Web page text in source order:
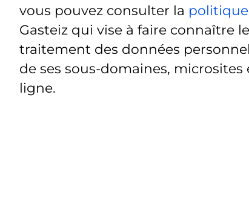
vous pouvez consulter la
Gasteiz qui vise à faire connaître
traitement des données
de ses sous-domaines,
ligne.